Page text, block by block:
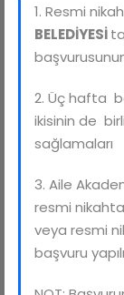
AİLE
Gaziantep
hayata
Evlilik
hazırlanan
iletişim, kriz
temel ilişki
1. Resmi
BELEDİYESİ
2. Üç hafta
ikisinin de
sağlamaları
3. Aile
resmi
veya resmi
başvuru